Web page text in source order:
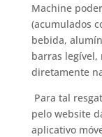
Machine
(acumulados
bebida,
barras legível,
diretamente
Para tal
pelo website
aplicativo